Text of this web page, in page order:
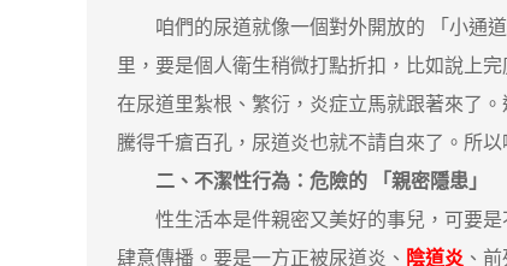
咱們的尿道就像一個對外開放的 「小通道
里，要是個人衛生稍微打點折扣，比如說上
在尿道里紮根、繁衍，炎症立馬就跟著來了
騰得千瘡百孔，尿道炎也就不請自來了。所
二、不潔性行為：危險的 「親密隱患」
性生活本是件親密又美好的事兒，可要是
肆意傳播。要是一方正被尿道炎、 陰道炎 、